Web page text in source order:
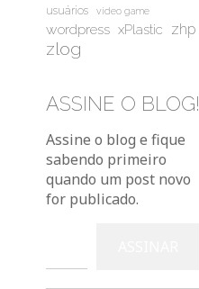
usuários video game
wordpress xPlastic zhp
zlog
ASSINE O BLOG!
Assine o blog e fique
sabendo primeiro
quando um post novo
for publicado.